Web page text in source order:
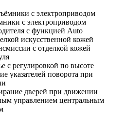
с электроприводом
с электроприводом
с функцией Auto
искусственной кожей
с отделкой кожей
с регулировкой по высоте
указателей поворота при
дверей при движении
управлением центральным